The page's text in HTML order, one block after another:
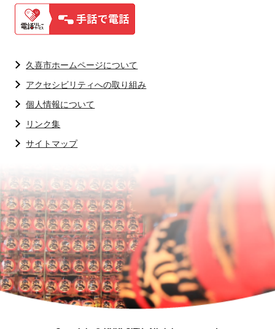
久喜市ホームページについて
アクセシビリティへの取り組み
個人情報について
リンク集
サイトマップ